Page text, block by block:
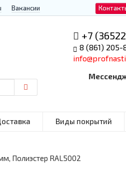
Вакансии
+7
8 (861) 205-
Виды покрытий
Полиэстер RAL5002